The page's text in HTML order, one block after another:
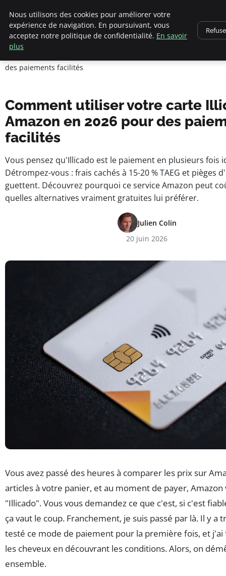
pearachutekids
Accueil
des paiements facilités
Comment utiliser votre carte
Amazon en 2026 pour des
facilités
Vous pensez qu'Illicado est le paiement en plusieurs fois
Détrompez-vous : frais cachés à 15-20 % TAEG et pièges
guettent. Découvrez pourquoi ce service Amazon peut
quelles alternatives vraiment gratuites lui préférer.
Julien Colin
20 juin 2026
Vous avez passé des heures à comparer les prix sur
articles à votre panier, et au moment de payer, Amazon
"Illicado". Vous vous demandez ce que c'est, si c'est
ça vaut le coup. Franchement, je suis passé par là. Il y a
testé ce mode de paiement pour la première fois, et
les cheveux en découvrant les conditions. Alors, on
ensemble.
Nous utilisons des cookies pour améliorer votre
expérience de navigation. En poursuivant, vous
acceptez notre politique de confidentialité. En savoir
plus